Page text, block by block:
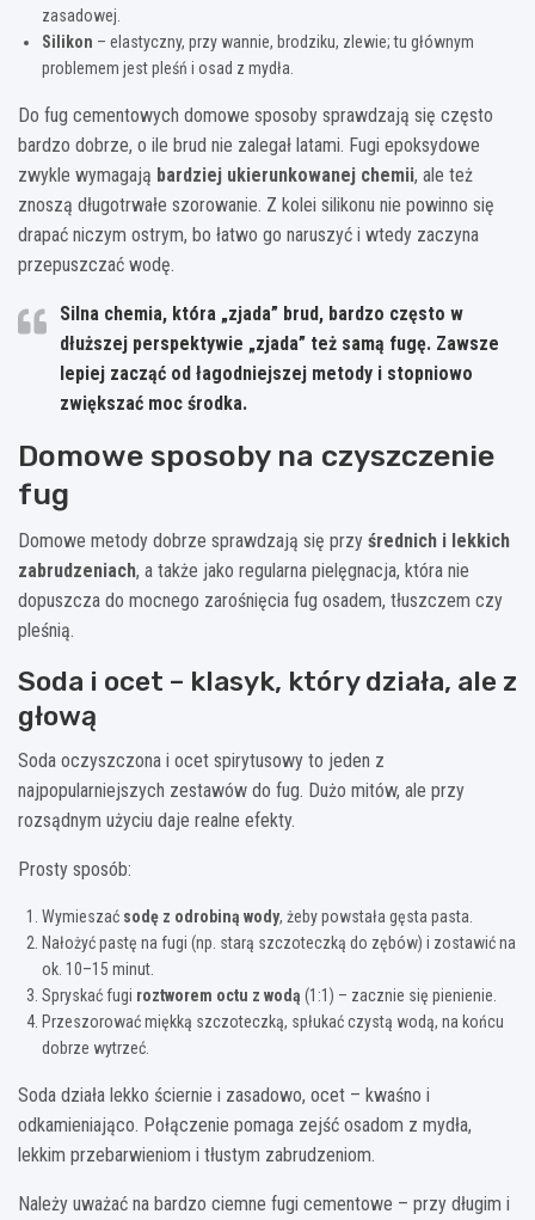
zasadowej.
Silikon – elastyczny, przy wannie, brodziku, zlewie; tu głównym
problemem jest pleśń i osad z mydła.
Do fug cementowych domowe sposoby sprawdzają się często
bardzo dobrze, o ile brud nie zalegał latami. Fugi epoksydowe
zwykle wymagają bardziej ukierunkowanej chemii, ale też
znoszą długotrwałe szorowanie. Z kolei silikonu nie powinno się
drapać niczym ostrym, bo łatwo go naruszyć i wtedy zaczyna
przepuszczać wodę.
Silna chemia, która „zjada” brud, bardzo często w
dłuższej perspektywie „zjada” też samą fugę. Zawsze
lepiej zacząć od łagodniejszej metody i stopniowo
zwiększać moc środka.
Domowe sposoby na czyszczenie
fug
Domowe metody dobrze sprawdzają się przy średnich i lekkich
zabrudzeniach, a także jako regularna pielęgnacja, która nie
dopuszcza do mocnego zarośnięcia fug osadem, tłuszczem czy
pleśnią.
Soda i ocet – klasyk, który działa, ale z
głową
Soda oczyszczona i ocet spirytusowy to jeden z
najpopularniejszych zestawów do fug. Dużo mitów, ale przy
rozsądnym użyciu daje realne efekty.
Prosty sposób:
Wymieszać sodę z odrobiną wody, żeby powstała gęsta pasta.
Nałożyć pastę na fugi (np. starą szczoteczką do zębów) i zostawić na
ok. 10–15 minut.
Spryskać fugi roztworem octu z wodą (1:1) – zacznie się pienienie.
Przeszorować miękką szczoteczką, spłukać czystą wodą, na końcu
dobrze wytrzeć.
Soda działa lekko ściernie i zasadowo, ocet – kwaśno i
odkamieniająco. Połączenie pomaga zejść osadom z mydła,
lekkim przebarwieniom i tłustym zabrudzeniom.
Należy uważać na bardzo ciemne fugi cementowe – przy długim i